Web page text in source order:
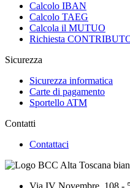
Calcolo IBAN
Calcolo TAEG
Calcola il MUTUO
Richiesta
Sicurezza
Sicurezza informatica
Carte di pagamento
Sportello ATM
Contatti
Contattaci